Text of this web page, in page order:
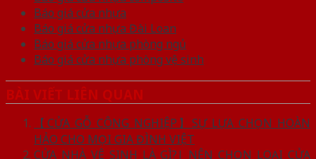
Báo giá cửa nhựa
Báo giá cửa nhựa Đài Loan
Báo giá cửa nhựa phòng ngủ
Báo giá cửa nhựa phòng vệ sinh
BÀI VIẾT LIÊN QUAN
【CỬA GỖ CÔNG NGHIỆP】SỰ LỰA CHỌN HOÀN
HẢO CHO MỌI GIA ĐÌNH VIỆT
CỬA NHÀ VỆ SINH LÀ GÌ?| NÊN CHỌN LOẠI CỬA